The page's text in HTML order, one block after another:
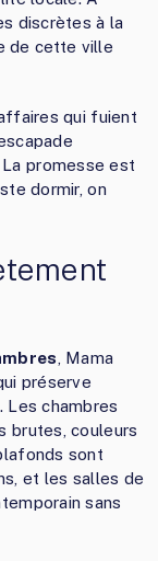
discrètes à la
de cette ville
qui fuient
promesse est
dormir, on
, Mama
préserve
Les chambres
brutes, couleurs
sont
et les salles de
sans